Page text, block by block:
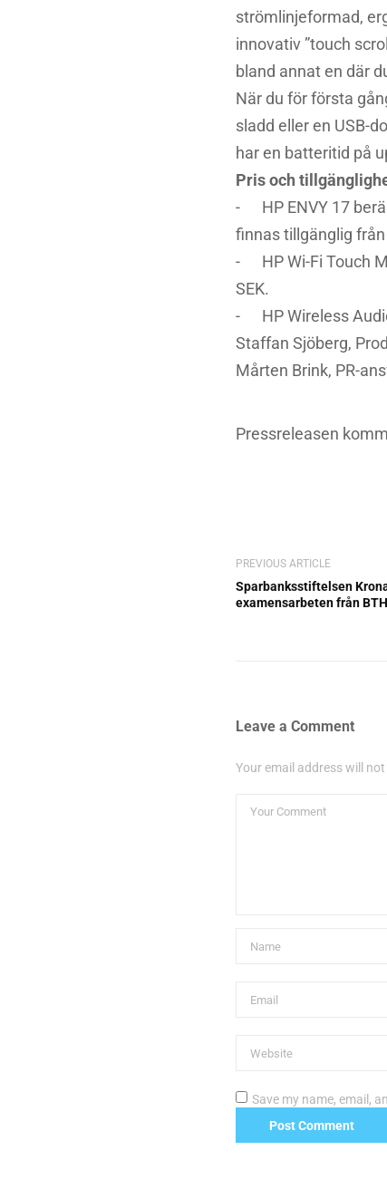
strömlinjeformad,
innovativ ”touch
bland annat en där
När du för första
sladd eller en USB-
har en batteritid på
Pris och
- HP ENVY 17
finnas tillgänglig
- HP Wi-Fi Touch
SEK.
- HP Wireless
Staffan Sjöberg,
Mårten Brink, PR-
Pressreleasen
PREVIOUS ARTICLE
Sparbanksstiftelsen
examensarbeten från BTH
Leave a Comment
Your email address will
Save my name, email,